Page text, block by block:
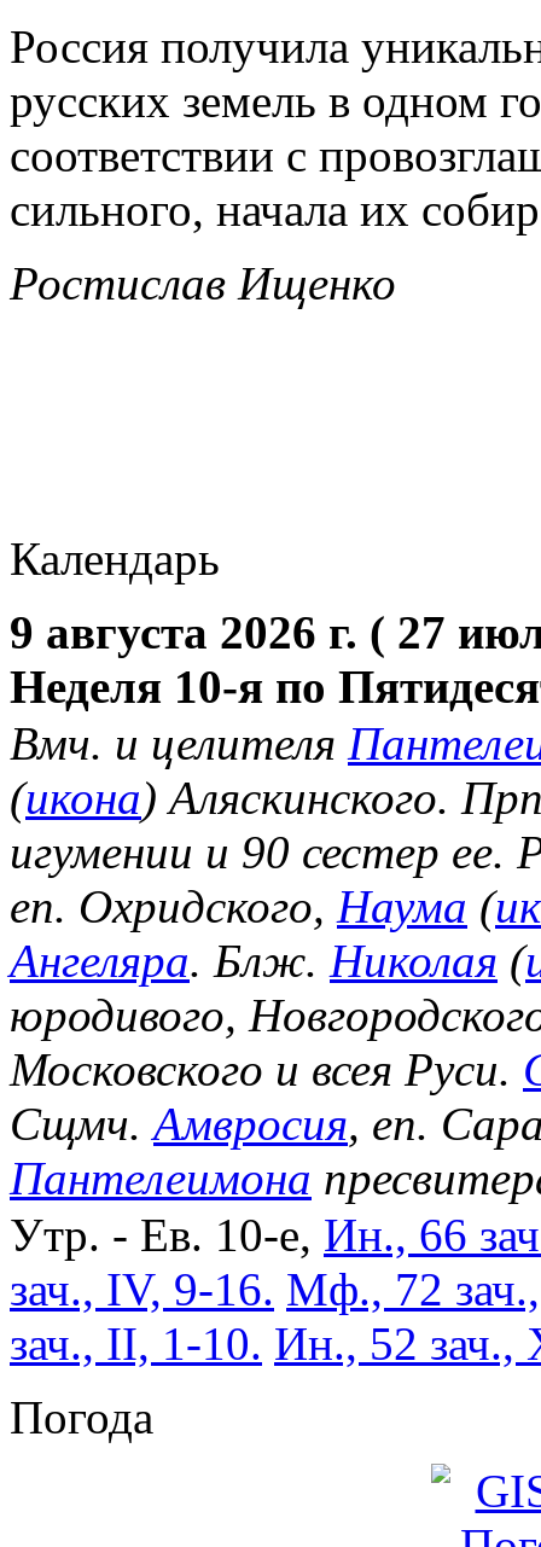
Россия получила
русских земель в одном
соответствии с
сильного, начала их
Ростислав Ищенко
Календарь
9 августа 2026 г. ( 27
Неделя 10-я по
Вмч. и целителя
(икона) Аляскинского.
игумении и 90 сестер ее.
еп. Охридского, Наума (
Ангеляра. Блж. Николая (
юродивого,
Московского и всея Руси.
Сщмч.Амвросия, еп.
Пантелеимона
Утр. - Ев. 10-е, Ин., 66
зач., IV, 9-16. Мф., 72
зач., II, 1-10. Ин., 52 зач.,
Погода